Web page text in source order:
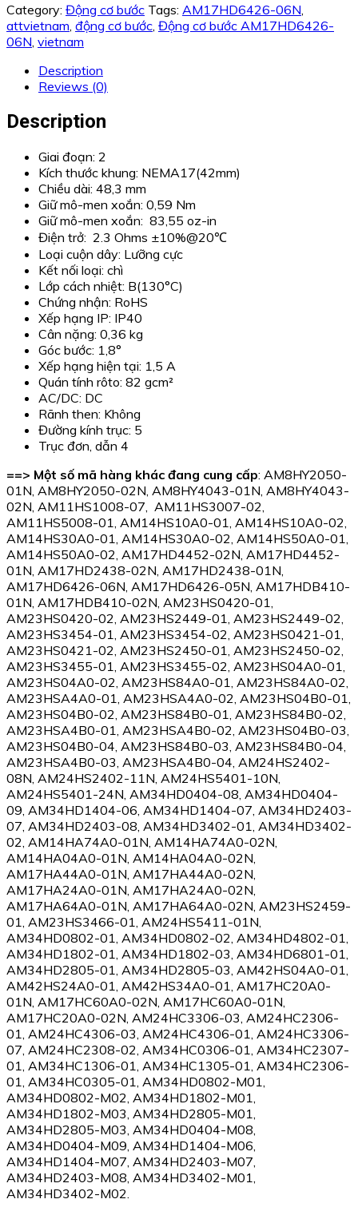
Category: Động cơ bước Tags: AM17HD6426-06N
attvietnam động cơ bước Động cơ bước AM17HD6426-
06N vietnam
Description
Reviews (0)
Description
Giai đoạn: 2
Kích thước khung: NEMA17(42mm)
Chiều dài: 48,3 mm
Giữ mô-men xoắn: 0,59 Nm
Giữ mô-men xoắn: 83,55 oz-in
Điện trở: 2.3 Ohms ±10%@20℃
Loại cuộn dây: Lưỡng cực
Kết nối loại: chì
Lớp cách nhiệt: B(130°C)
Chứng nhận: RoHS
Xếp hạng IP: IP40
Cân nặng: 0,36 kg
Góc bước: 1,8°
Xếp hạng hiện tại: 1,5 A
Quán tính rôto: 82 gcm²
AC/DC: DC
Rãnh then: Không
Đường kính trục: 5
Trục đơn, dẫn 4
==> Một số mã hàng khác đang cung cấp: AM8HY2050-
01N, AM8HY2050-02N, AM8HY4043-01N, AM8HY4043-
02N, AM11HS1008-07, AM11HS3007-02,
AM11HS5008-01, AM14HS10A0-01, AM14HS10A0-02,
AM14HS30A0-01, AM14HS30A0-02, AM14HS50A0-01,
AM14HS50A0-02, AM17HD4452-02N, AM17HD4452-
01N, AM17HD2438-02N, AM17HD2438-01N,
AM17HD6426-06N, AM17HD6426-05N, AM17HDB410-
01N, AM17HDB410-02N, AM23HS0420-01,
AM23HS0420-02, AM23HS2449-01, AM23HS2449-02,
AM23HS3454-01, AM23HS3454-02, AM23HS0421-01,
AM23HS0421-02, AM23HS2450-01, AM23HS2450-02,
AM23HS3455-01, AM23HS3455-02, AM23HS04A0-01,
AM23HS04A0-02, AM23HS84A0-01, AM23HS84A0-02,
AM23HSA4A0-01, AM23HSA4A0-02, AM23HS04B0-01,
AM23HS04B0-02, AM23HS84B0-01, AM23HS84B0-02,
AM23HSA4B0-01, AM23HSA4B0-02, AM23HS04B0-03,
AM23HS04B0-04, AM23HS84B0-03, AM23HS84B0-04,
AM23HSA4B0-03, AM23HSA4B0-04, AM24HS2402-
08N, AM24HS2402-11N, AM24HS5401-10N,
AM24HS5401-24N, AM34HD0404-08, AM34HD0404-
09, AM34HD1404-06, AM34HD1404-07, AM34HD2403-
07, AM34HD2403-08, AM34HD3402-01, AM34HD3402-
02, AM14HA74A0-01N, AM14HA74A0-02N,
AM14HA04A0-01N, AM14HA04A0-02N,
AM17HA44A0-01N, AM17HA44A0-02N,
AM17HA24A0-01N, AM17HA24A0-02N,
AM17HA64A0-01N, AM17HA64A0-02N, AM23HS2459-
01, AM23HS3466-01, AM24HS5411-01N,
AM34HD0802-01, AM34HD0802-02, AM34HD4802-01,
AM34HD1802-01, AM34HD1802-03, AM34HD6801-01,
AM34HD2805-01, AM34HD2805-03, AM42HS04A0-01,
AM42HS24A0-01, AM42HS34A0-01, AM17HC20A0-
01N, AM17HC60A0-02N, AM17HC60A0-01N,
AM17HC20A0-02N, AM24HC3306-03, AM24HC2306-
01, AM24HC4306-03, AM24HC4306-01, AM24HC3306-
07, AM24HC2308-02, AM34HC0306-01, AM34HC2307-
01, AM34HC1306-01, AM34HC1305-01, AM34HC2306-
01, AM34HC0305-01, AM34HD0802-M01,
AM34HD0802-M02, AM34HD1802-M01,
AM34HD1802-M03, AM34HD2805-M01,
AM34HD2805-M03, AM34HD0404-M08,
AM34HD0404-M09, AM34HD1404-M06,
AM34HD1404-M07, AM34HD2403-M07,
AM34HD2403-M08, AM34HD3402-M01,
AM34HD3402-M02.